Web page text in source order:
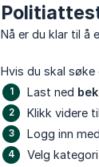
Nå er du klar til å
Hvis du skal
Last ned
Klikk videre
Logg inn
Velg